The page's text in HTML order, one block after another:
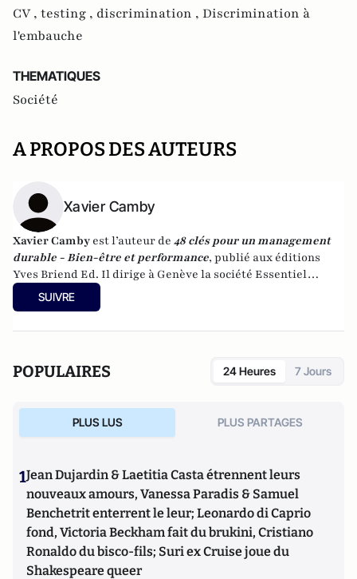
CV , testing , discrimination , Discrimination à
l'embauche
THEMATIQUES
Société
A PROPOS DES AUTEURS
Xavier Camby
Xavier Camby est l’auteur de 48 clés pour un management
durable - Bien-être et performance, publié aux éditions
Yves Briend Ed. Il dirige à Genève la société Essentiel
Management qui intervient en Belgique, en France, au
Québec et en Suisse. Il anime également
SUIVRE
POPULAIRES 24 Heures 7 Jours
PLUS LUS PLUS PARTAGES
1Jean Dujardin & Laetitia Casta étrennent leurs
nouveaux amours, Vanessa Paradis & Samuel
Benchetrit enterrent le leur; Leonardo di Caprio
fond, Victoria Beckham fait du brukini, Cristiano
Ronaldo du bisco-fils; Suri ex Cruise joue du
Shakespeare queer